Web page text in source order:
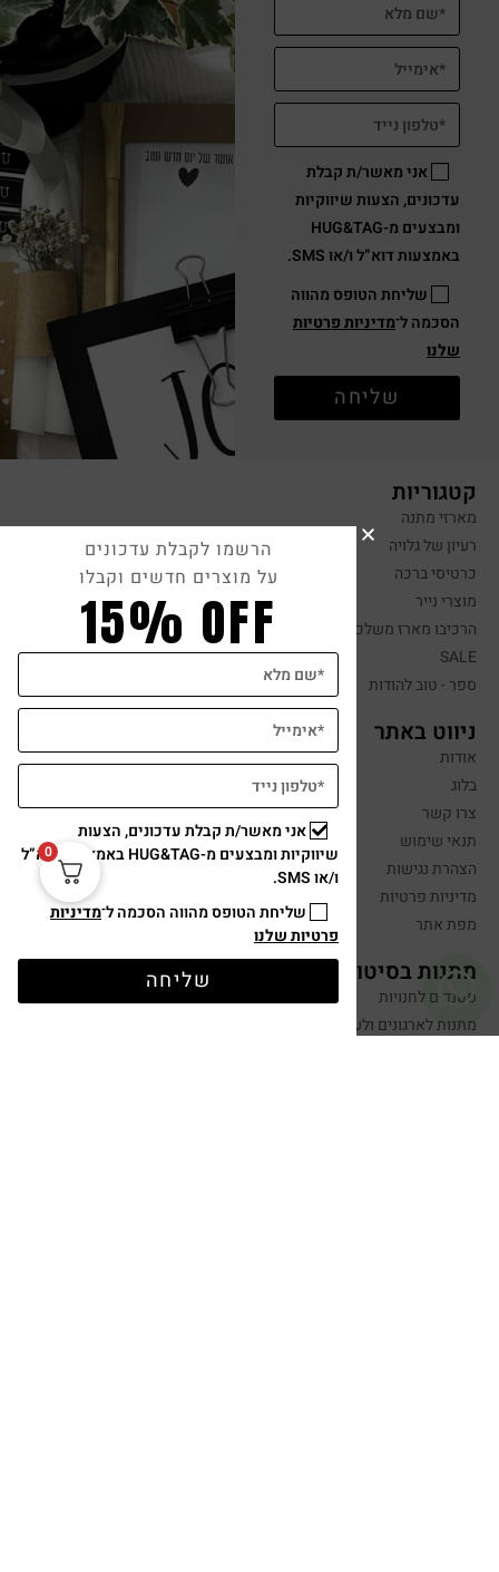
אני מאשר/ת קבלת
עדכונים, הצעות שיווקיות
ומבצעים מ-HUG&TAG
באמצעות דוא”ל ו/או SMS.
שליחת הטופס מהווה
הסכמה ל־מדיניות פרטיות
שלנו
שליחה
קטגוריות
מארזי מתנה
רעיון של גלויה
כרטיסי ברכה
מוצרי נייר
הרכיבו מארז משלכם
SALE
ספר - טוב להודות
ניווט באתר
אודות
בלוג
צרו קשר
תנאי שימוש
הצהרת נגישות
מדיניות פרטיות
מפת אתר
מתנות בסיטונאות
סטנדים לחנויות
מתנות לארגונים ולעובדים
0
הרשמו לקבלת עדכונים
על מוצרים חדשים וקבלו
15% OFF
אני מאשר/ת קבלת עדכונים, הצעות
שיווקיות ומבצעים מ-HUG&TAG באמצעות דוא”ל
ו/או SMS.
שליחת הטופס מהווה הסכמה ל־מדיניות
פרטיות שלנו
שליחה